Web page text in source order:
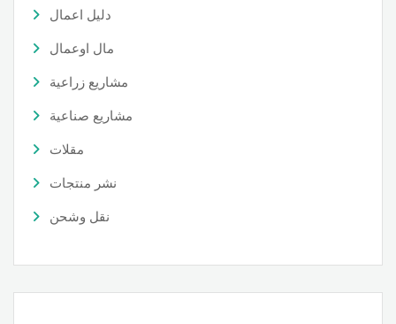
دليل اعمال
مال اوعمال
مشاريع زراعية
مشاريع صناعية
مقلات
نشر منتجات
نقل وشحن